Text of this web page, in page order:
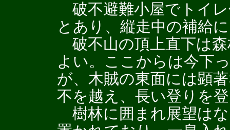
破不避難小屋でトイ
とあり、縦走中の補給
破不山の頂上直下は
よい。ここからは今下
が、木賊の東面には顕
不を越え、長い登りを
樹林に囲まれ展望は